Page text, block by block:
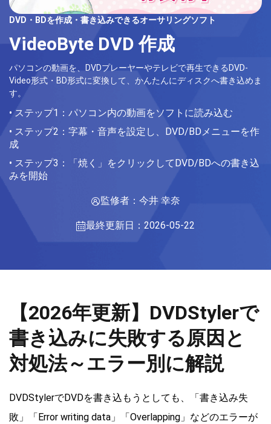
ブルーレイプレイヤー
DVD・BDを作成・書き込みできるオーサリングソフト
VideoByte DVD 作成
パソコンの動画を、DVDプレーヤーやテレビで再生できるDVD-
Video形式・BD形式に変換して、かんたんにディスクへ書き込めま
す。
• ステップ1：パソコン内の動画をソフトに読み込む
• ステップ2：字幕・音声を設定し、DVD/BDメニューを作
成
• ステップ3：「焼く」をクリックしてDVD/BDへの書き込
みを開始
監修者：今井 幸奈
最終更新日：2026-05-22
【2026年更新】DVDStylerで
書き込みに失敗する原因と
対処法～エラー別に解説
DVDStylerでDVDを書き込もうとしても、「書き込み失
敗」「Error writing data」「Overlapping」などのエラーが